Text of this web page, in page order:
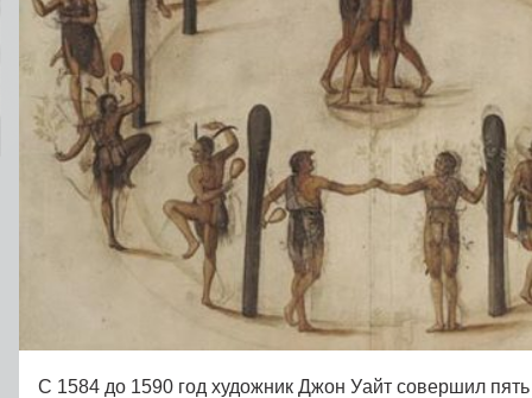
С 1584 до 1590 год художник Джон Уайт совершил